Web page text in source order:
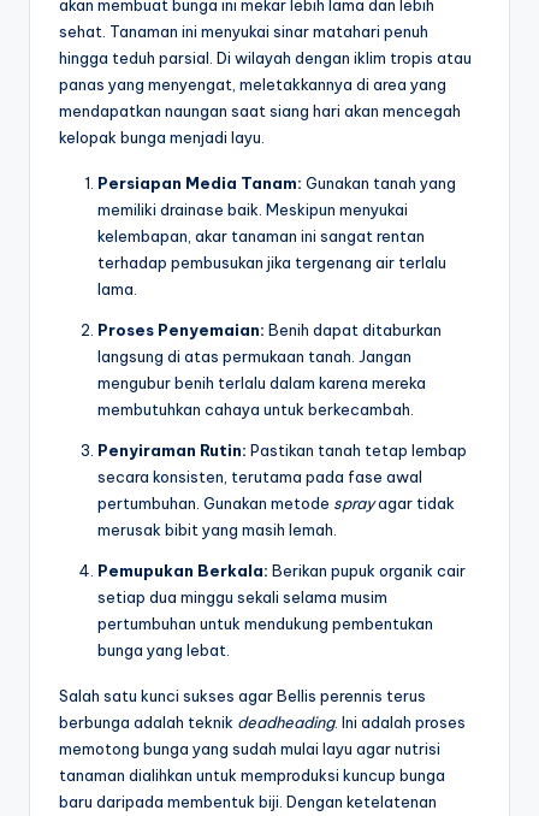
akan membuat bunga ini mekar lebih lama dan lebih
sehat. Tanaman ini menyukai sinar matahari penuh
hingga teduh parsial. Di wilayah dengan iklim tropis atau
panas yang menyengat, meletakkannya di area yang
mendapatkan naungan saat siang hari akan mencegah
kelopak bunga menjadi layu.
Persiapan Media Tanam: Gunakan tanah yang
memiliki drainase baik. Meskipun menyukai
kelembapan, akar tanaman ini sangat rentan
terhadap pembusukan jika tergenang air terlalu
lama.
Proses Penyemaian: Benih dapat ditaburkan
langsung di atas permukaan tanah. Jangan
mengubur benih terlalu dalam karena mereka
membutuhkan cahaya untuk berkecambah.
Penyiraman Rutin: Pastikan tanah tetap lembap
secara konsisten, terutama pada fase awal
pertumbuhan. Gunakan metode sprayagar tidak
merusak bibit yang masih lemah.
Pemupukan Berkala: Berikan pupuk organik cair
setiap dua minggu sekali selama musim
pertumbuhan untuk mendukung pembentukan
bunga yang lebat.
Salah satu kunci sukses agar Bellis perennis terus
berbunga adalah teknik deadheading. Ini adalah proses
memotong bunga yang sudah mulai layu agar nutrisi
tanaman dialihkan untuk memproduksi kuncup bunga
baru daripada membentuk biji. Dengan ketelatenan